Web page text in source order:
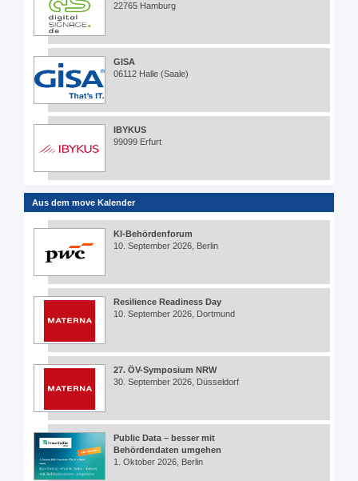
22765 Hamburg
GISA
06112 Halle (Saale)
IBYKUS
99099 Erfurt
Aus dem move Kalender
KI-Behördenforum
10. September 2026, Berlin
Resilience Readiness Day
10. September 2026, Dortmund
27. ÖV-Symposium NRW
30. September 2026, Düsseldorf
Public Data – besser mit
Behördendaten umgehen
1. Oktober 2026, Berlin